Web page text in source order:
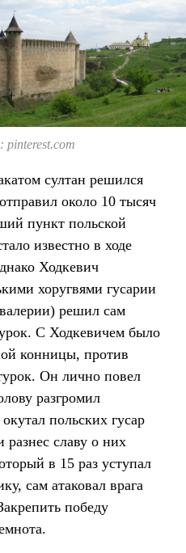
султан решился
около 10 тысяч
пункт польской
известно в ходе
Ходкевич
хоругвями гусарии
решил сам
С Ходкевичем было
конницы, против
Он лично повел
разгромил
польских гусар
славу о них
в 15 раз уступал
сам атаковал врага
победу